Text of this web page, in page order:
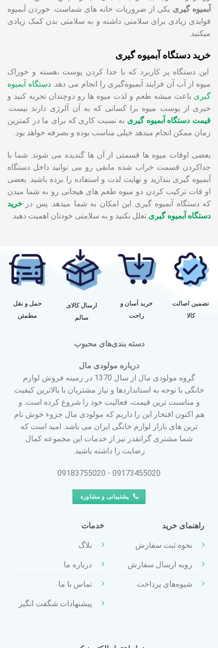
آبمیوه گیری یکی از ضروریات خانه های شماست. خوردن آبمیوه
فوایدی زیادی برای سلامتی داشته و به سلامتی بدن کمک زیادی
میکنید.
خرید دستگاه آبمیوه گیری
این دستگاه پر کاربرد که با جدا کردن پوست ،هسته و خوراک
میوه از آب آن فرایند آبمیوه‌گیری را انجام می دهد.دستگاه آبمیوه‌
گیری باعث میشه طعم و لذت میوه ها رو دوچندان تجربه کنید و
خبری از پوست میوه برا کسانی که به آن آلرژی دارند نیست.
قیمت دستگاه آبمیوه گیری به نسبت کاری که برای ما در کمترین
زمان ممکن انجام میدهد خیلی مناسب بوده و بصرفه خواهد بود.
بعضی اوقات میوه ها قسمتی از آن ها گندیده می شوند. شما با
جداکردن قسمت خراب شده مابقی رو می توانید داخل دستگاه
آبمیوه گیری بندازید و نهایت لذت و استفاده را برده باشید. بعضی
او قات ترکیب کردن دو میوه طعم های هیجانی رو به شما میدن
که دستگاه آبمیوه‌ گیری این امکان به شما میدهد. پس در خرید
دستگاه آبمیوه گیری تعلل نکنید و به سلامتی خودتان اهمیت دهید.
تضمین اصالت
کالا
خرید آسان و
راحت
ارسال کالای
سالم
حمل و نقل
مطمئن
دسته بندی‌های محبوب
درباره مولودی مال
گروه مولودی مال از سال 1370 در زمینه فروش لوازم
خانگی با توجه به استانداردها و نیاز مشتریان با بالاترین کیفیت
و مناسبت ترین قیمت، فعالیت خود را شروع کرده است. و
هم اکنون افتخار این را داریم که مولودی مال جزوء خوش نام
ترین های بازار لوازم خانگی ایران می باشد. امید است که
شما مشتری گرانقدر نیز از خدمات این مجموعه کمال
رضایت را داشته باشید.
09173455020 - 09183755020
پشتیبانی و مشاوره
راهنمای خرید
نحوه ثبت سفارش
رویه ارسال سفارش
شیوه‌های پرداخت
خدمات
بلاگ
درباره ما
تماس با ما
پیشنهادات شگفت انگیز